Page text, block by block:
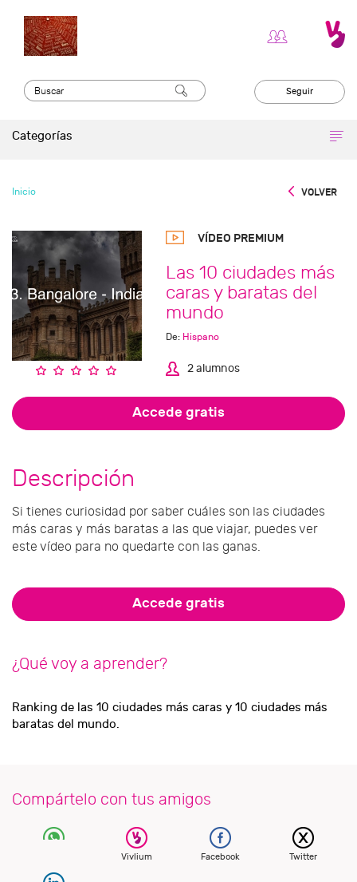
Seguir
Categorías
Inicio VOLVER
VÍDEO PREMIUM
Las 10 ciudades más
caras y baratas del
mundo
De: Hispano
2 alumnos
Accede gratis
Descripción
Si tienes curiosidad por saber cuáles son las ciudades
más caras y más baratas a las que viajar, puedes ver
este vídeo para no quedarte con las ganas.
Accede gratis
¿Qué voy a aprender?
Ranking de las 10 ciudades más caras y 10 ciudades más
baratas del mundo.
Compártelo con tus amigos
Vivlium Facebook Twitter